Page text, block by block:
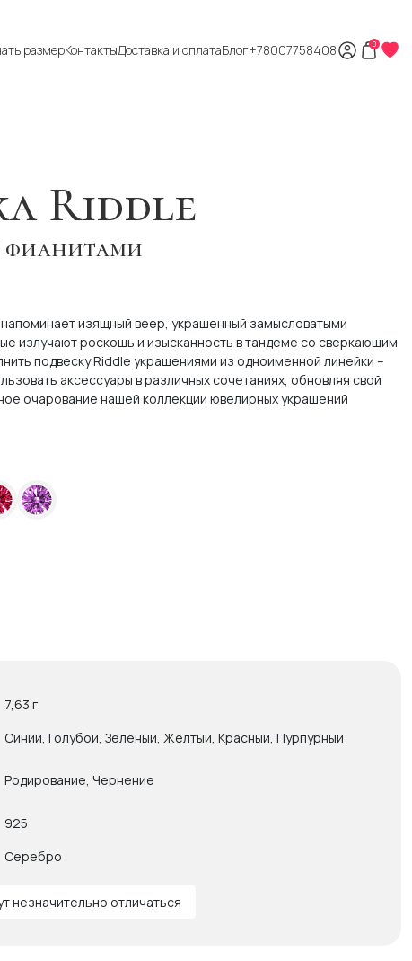
размерКонтактыДоставка и оплатаБлог+78007758408 0
Riddle
фианитами
изящный веер, украшенный замысловатыми
излучают роскошь и изысканность в тандеме со сверкающим
подвеску Riddle украшениями из одноименной линейки –
аксессуары в различных сочетаниях, обновляя свой
очарование нашей коллекции ювелирных украшений
7,63 г
Синий, Голубой, Зеленый, Желтый, Красный, Пурпурный
Родирование, Чернение
925
Серебро
незначительно отличаться